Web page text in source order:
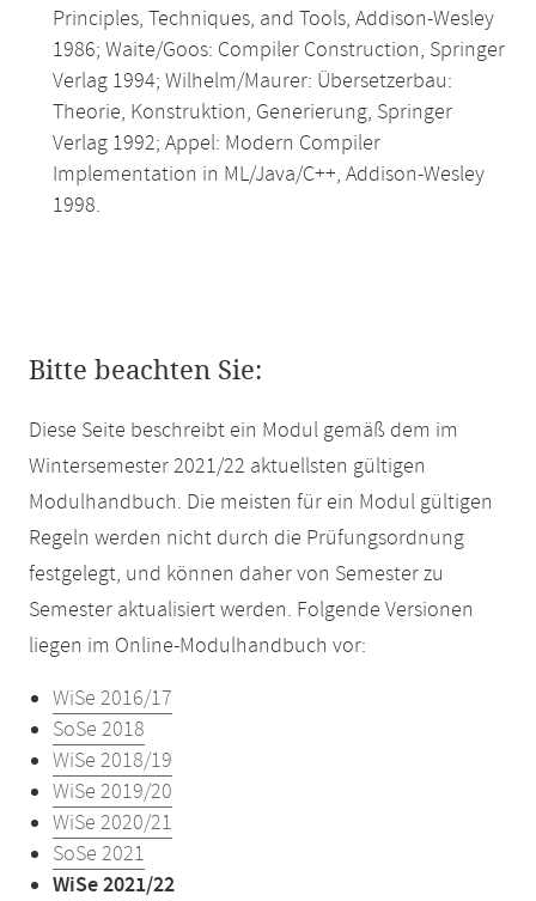
Principles, Techniques, and Tools, Addison-Wesley
1986; Waite/Goos: Compiler Construction, Springer
Verlag 1994; Wilhelm/Maurer: Übersetzerbau:
Theorie, Konstruktion, Generierung, Springer
Verlag 1992; Appel: Modern Compiler
Implementation in ML/Java/C++, Addison-Wesley
1998.
Bitte beachten Sie:
Diese Seite beschreibt ein Modul gemäß dem im
Wintersemester 2021/22 aktuellsten gültigen
Modulhandbuch. Die meisten für ein Modul gültigen
Regeln werden nicht durch die Prüfungsordnung
festgelegt, und können daher von Semester zu
Semester aktualisiert werden. Folgende Versionen
liegen im Online-Modulhandbuch vor:
WiSe 2016/17
SoSe 2018
WiSe 2018/19
WiSe 2019/20
WiSe 2020/21
SoSe 2021
WiSe 2021/22